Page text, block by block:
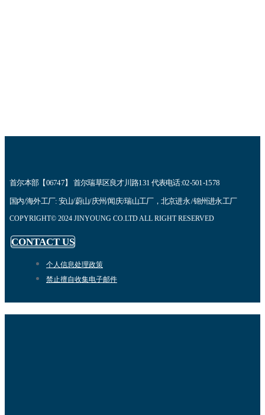
首尔本部【06747】 首尔瑞草区良才川路131 代表电话:02-501-1578
国内/海外工厂: 安山/蔚山/庆州/闻庆/瑞山工厂，北京进永 /锦州进永工厂
COPYRIGHT© 2024 JINYOUNG CO.LTD ALL RIGHT RESERVED
CONTACT US
个人信息处理政策
禁止擅自收集电子邮件